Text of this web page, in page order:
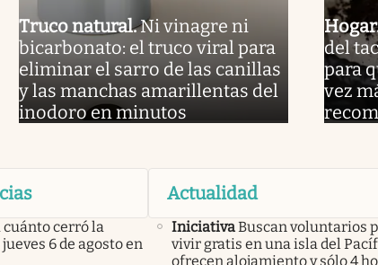
Truco natural.Ni vinagre ni
bicarbonato: el truco viral para
eliminar el sarro de las canillas
y las manchas amarillentas del
inodoro en minutos
Hogar
del
para
vez
cuánto cerró la
6 de agosto en
Actualidad
IniciativaBuscan voluntarios
vivir gratis en una isla del
ofrecen alojamiento y sólo 4